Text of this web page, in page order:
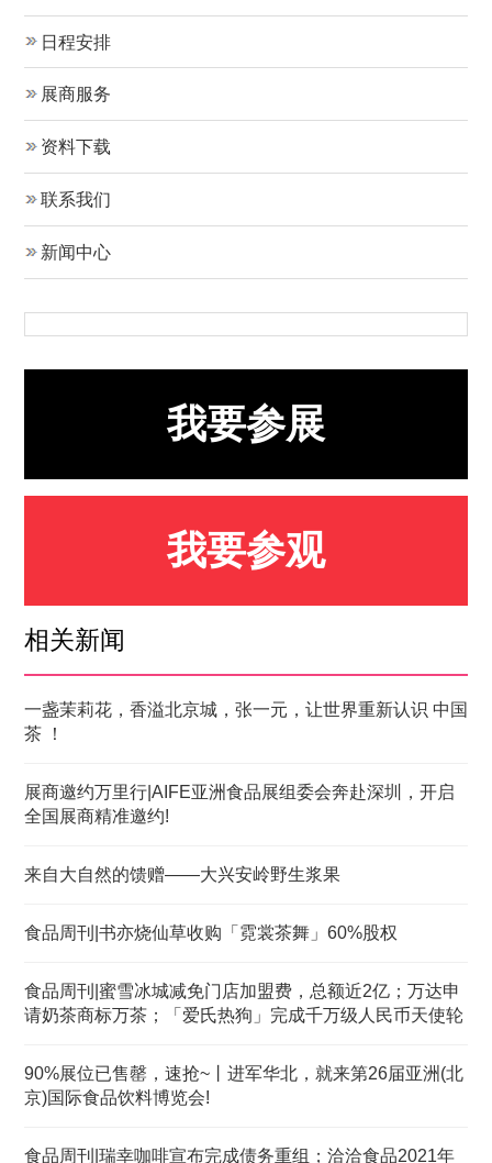
日程安排
展商服务
资料下载
联系我们
新闻中心
我要参展
我要参观
相关新闻
一盏茉莉花，香溢北京城，张一元，让世界重新认识 中国
茶 ！
展商邀约万里行|AIFE亚洲食品展组委会奔赴深圳，开启
全国展商精准邀约!
来自大自然的馈赠——大兴安岭野生浆果
食品周刊|书亦烧仙草收购「霓裳茶舞」60%股权
食品周刊|蜜雪冰城减免门店加盟费，总额近2亿；万达申
请奶茶商标万茶；「爱氏热狗」完成千万级人民币天使轮
90%展位已售罄，速抢~丨进军华北，就来第26届亚洲(北
京)国际食品饮料博览会!
食品周刊|瑞幸咖啡宣布完成债务重组；洽洽食品2021年